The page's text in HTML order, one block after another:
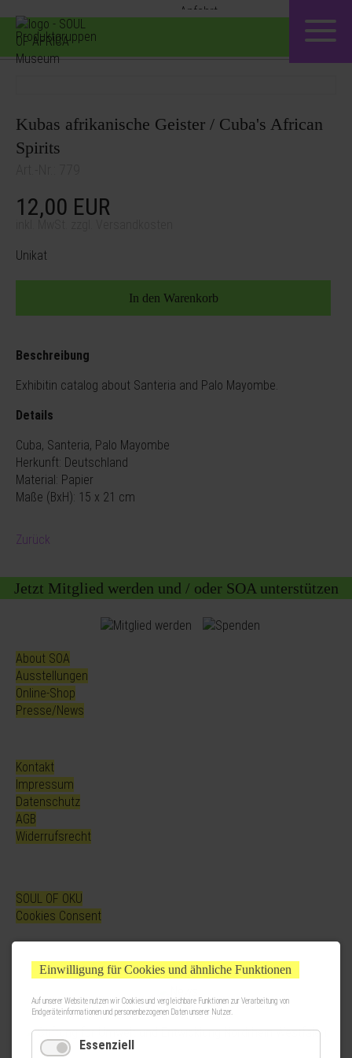
Produktgruppen
Kubas afrikanische Geister / Cuba's African
Spirits
12,00 EUR
Unikat
Beschreibung
Exhibitin catalog about Santeria and Palo Mayombe.
Details
Cuba, Santeria, Palo Mayombe
Herkunft: Deutschland
Material: Papier
Maße (BxH): 15 x 21 cm
Zurück
Jetzt Mitglied werden und / oder SOA unterstützen
About SOA
Ausstellungen
Online-Shop
Presse/News
Kontakt
Impressum
Datenschutz
AGB
Widerrufsrecht
SOUL OF OKU
Cookies Consent
Einwilligung für Cookies und ähnliche Funktionen
Auf unserer Website nutzen wir Cookies und vergleichbare Funktionen zur Verarbeitung von
Endgeräteinformationen und personenbezogenen Daten unserer Nutzer.
Essenziell